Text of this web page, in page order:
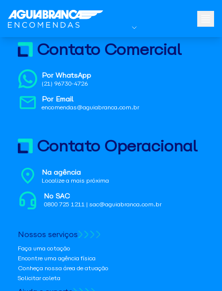
Contato Comercial
Por WhatsApp
(21) 96730-4726
Por Email
encomendas@aguiabranca.com.br
Contato Operacional
Na agência
Localize a mais próxima
No SAC
0800 725 1211 | sac@aguiabranca.com.br
Nossos serviços
Faça uma cotação
Encontre uma agência física
Conheça nossa área de atuação
Solicitar coleta